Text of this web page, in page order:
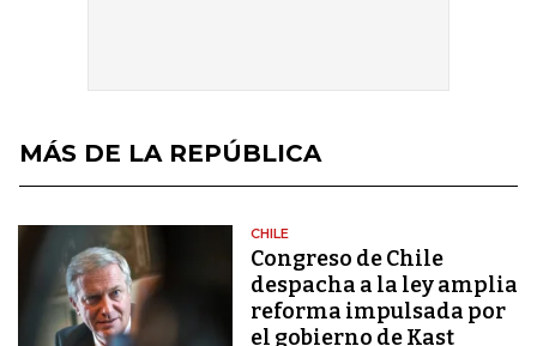
MÁS DE LA REPÚBLICA
CHILE
Congreso de Chile
despacha a la ley amplia
reforma impulsada por
el gobierno de Kast